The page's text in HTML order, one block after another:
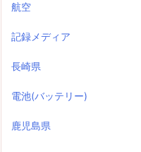
航空
記録メディア
長崎県
電池(バッテリー)
鹿児島県